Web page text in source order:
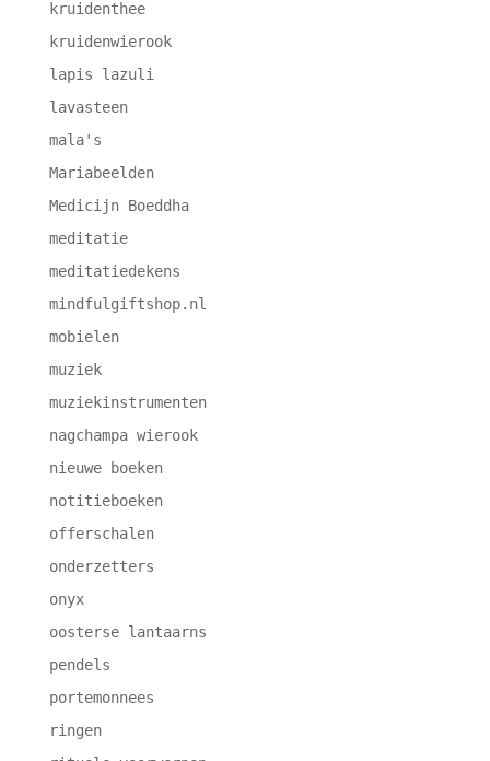
kruidenthee
kruidenwierook
lapis lazuli
lavasteen
mala's
Mariabeelden
Medicijn Boeddha
meditatie
meditatiedekens
mindfulgiftshop.nl
mobielen
muziek
muziekinstrumenten
nagchampa wierook
nieuwe boeken
notitieboeken
offerschalen
onderzetters
onyx
oosterse lantaarns
pendels
portemonnees
ringen